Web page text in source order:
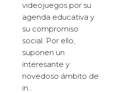
videojuegos por su
agenda educativa y
su compromiso
social. Por ello,
suponen un
interesante y
novedoso ámbito de
in...